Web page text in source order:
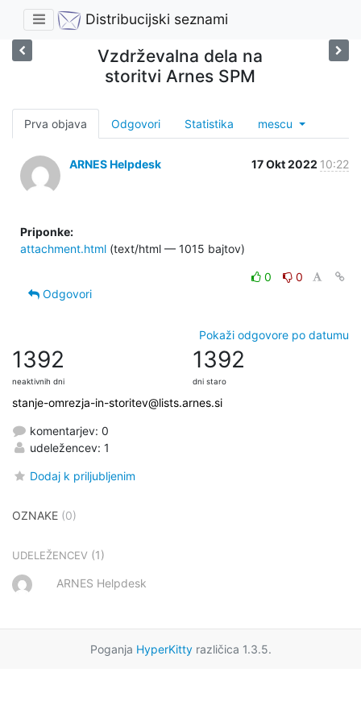
Distribucijski seznami
Vzdrževalna dela na
storitvi Arnes SPM
Prva objava Odgovori Statistika mescu
ARNES Helpdesk 17 Okt 2022 10:22
Priponke:
attachment.html (text/html — 1015 bajtov)
0
0
Odgovori
Pokaži odgovore po datumu
1392
neaktivnih dni
1392
dni staro
stanje-omrezja-in-storitev@lists.arnes.si
komentarjev: 0
udeležencev: 1
Dodaj k priljubljenim
OZNAKE (0)
UDELEŽENCEV (1)
ARNES Helpdesk
Poganja HyperKittyrazličica 1.3.5.